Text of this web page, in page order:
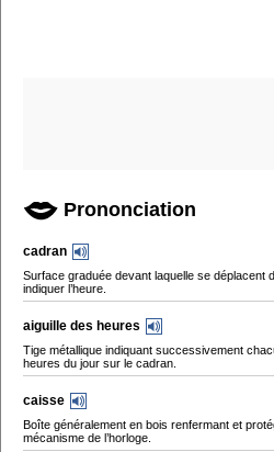
Prononciation
cadran
Surface graduée devant laquelle se déplacent
indiquer l’heure.
aiguille des heures
Tige métallique indiquant successivement
heures du jour sur le cadran.
caisse
Boîte généralement en bois renfermant et
mécanisme de l’horloge.